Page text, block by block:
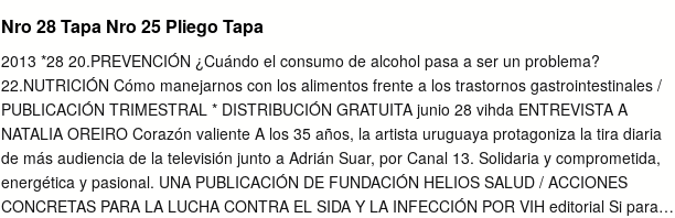
Nro 28 Tapa Nro 25 Pliego Tapa
2013 *28 20.PREVENCIÓN ¿Cuándo el consumo de alcohol pasa a ser un problema?
22.NUTRICIÓN Cómo manejarnos con los alimentos frente a los trastornos gastrointestinales /
PUBLICACIÓN TRIMESTRAL * DISTRIBUCIÓN GRATUITA junio 28 vihda ENTREVISTA A
NATALIA OREIRO Corazón valiente A los 35 años, la artista uruguaya protagoniza la tira diaria
de más audiencia de la televisión junto a Adrián Suar, por Canal 13. Solidaria y comprometida,
energética y pasional. UNA PUBLICACIÓN DE FUNDACIÓN HELIOS SALUD / ACCIONES
CONCRETAS PARA LA LUCHA CONTRA EL SIDA Y LA INFECCIÓN POR VIH editorial Si para